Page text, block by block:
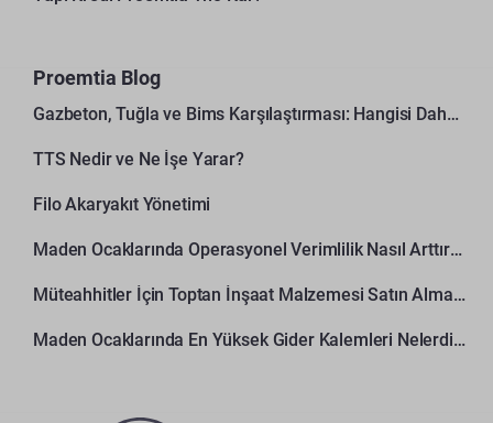
Proemtia Blog
Gazbeton, Tuğla ve Bims Karşılaştırması: Hangisi Daha Avantajlı?
TTS Nedir ve Ne İşe Yarar?
Filo Akaryakıt Yönetimi
Maden Ocaklarında Operasyonel Verimlilik Nasıl Arttırılır?
Müteahhitler İçin Toptan İnşaat Malzemesi Satın Alma Rehberi
Maden Ocaklarında En Yüksek Gider Kalemleri Nelerdir?